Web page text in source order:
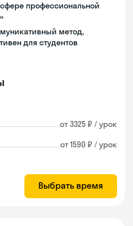
профессиональной
метод,
для студентов
от 3325 ₽ / урок
от 1590 ₽ / урок
Выбрать время